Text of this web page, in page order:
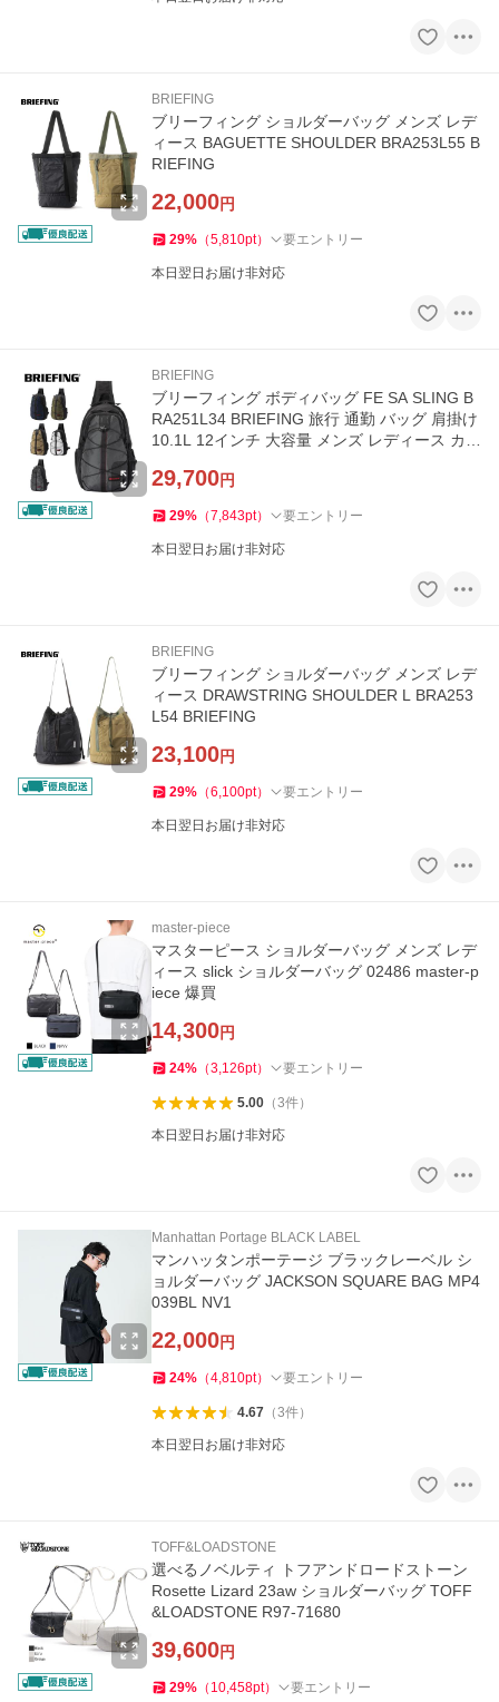
BRIEFING
ブリーフィング ショルダーバッグ メンズ レデ
ィース BAGUETTE SHOULDER BRA253L55 B
RIEFING
22,000円
29% （5,810pt） 要エントリー
本日翌日お届け非対応
BRIEFING
ブリーフィング ボディバッグ FE SA SLING B
RA251L34 BRIEFING 旅行 通勤 バッグ 肩掛け
10.1L 12インチ 大容量 メンズ レディース カジ
29,700円
29% （7,843pt） 要エントリー
本日翌日お届け非対応
BRIEFING
ブリーフィング ショルダーバッグ メンズ レデ
ィース DRAWSTRING SHOULDER L BRA253
L54 BRIEFING
23,100円
29% （6,100pt） 要エントリー
本日翌日お届け非対応
master-piece
マスターピース ショルダーバッグ メンズ レデ
ィース slick ショルダーバッグ 02486 master-p
iece 爆買
14,300円
24% （3,126pt） 要エントリー
5.00（3件）
本日翌日お届け非対応
Manhattan Portage BLACK LABEL
マンハッタンポーテージ ブラックレーベル シ
ョルダーバッグ JACKSON SQUARE BAG MP4
039BL NV1
22,000円
24% （4,810pt） 要エントリー
4.67（3件）
本日翌日お届け非対応
TOFF&LOADSTONE
選べるノベルティ トフアンドロードストーン
Rosette Lizard 23aw ショルダーバッグ TOFF
&LOADSTONE R97-71680
39,600円
29% （ 10,458pt） 要エントリー